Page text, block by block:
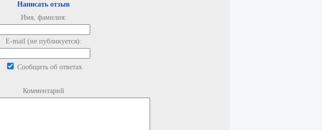
Написать отзыв
Имя, фамилия:
E-mail (не публикуется):
Сообщить об ответах
Комментарий